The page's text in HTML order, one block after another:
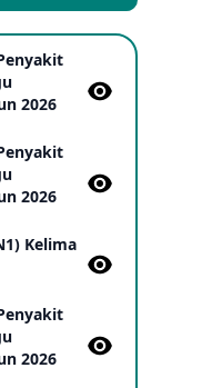
12 Jun 2026
Penyakit
Penyakit Ebola di
Sebagai PHEIC
17 May 2026
di RD Kongo
2026
2026
Kelima
2026